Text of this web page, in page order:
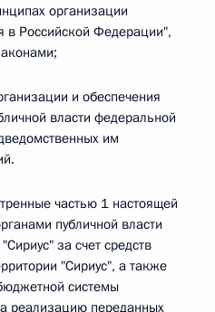
организации
в Российской Федерации",
и обеспечения
власти федеральной
им
частью 1 настоящей
публичной власти
за счет средств
"Сириус", а также
системы
реализацию переданных